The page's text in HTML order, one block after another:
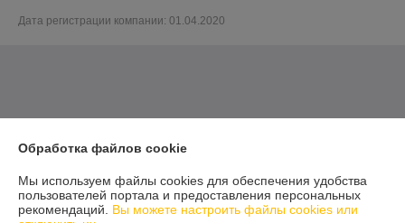
Дата регистрации компании: 01.04.2020
Обработка файлов cookie
Мы используем файлы cookies для обеспечения удобства
пользователей портала и предоставления персональных
рекомендаций. Вы можете настроить файлы cookies или